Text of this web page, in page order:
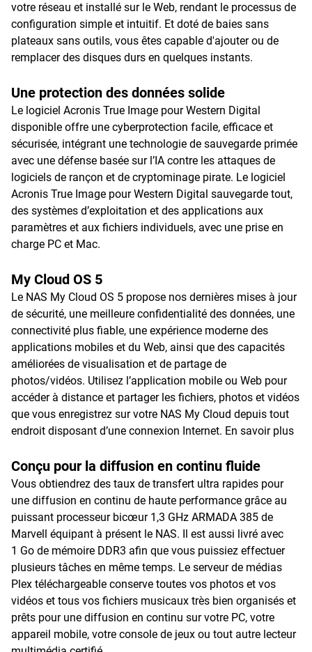
votre réseau et installé sur le Web, rendant le processus de
configuration simple et intuitif. Et doté de baies sans
plateaux sans outils, vous êtes capable d'ajouter ou de
remplacer des disques durs en quelques instants.
Une protection des données solide
Le logiciel Acronis True Image pour Western Digital
disponible offre une cyberprotection facile, efficace et
sécurisée, intégrant une technologie de sauvegarde primée
avec une défense basée sur l’IA contre les attaques de
logiciels de rançon et de cryptominage pirate. Le logiciel
Acronis True Image pour Western Digital sauvegarde tout,
des systèmes d’exploitation et des applications aux
paramètres et aux fichiers individuels, avec une prise en
charge PC et Mac.
My Cloud OS 5
Le NAS My Cloud OS 5 propose nos dernières mises à jour
de sécurité, une meilleure confidentialité des données, une
connectivité plus fiable, une expérience moderne des
applications mobiles et du Web, ainsi que des capacités
améliorées de visualisation et de partage de
photos/vidéos. Utilisez l’application mobile ou Web pour
accéder à distance et partager les fichiers, photos et vidéos
que vous enregistrez sur votre NAS My Cloud depuis tout
endroit disposant d’une connexion Internet. En savoir plus
Conçu pour la diffusion en continu fluide
Vous obtiendrez des taux de transfert ultra rapides pour
une diffusion en continu de haute performance grâce au
puissant processeur bicœur 1,3 GHz ARMADA 385 de
Marvell équipant à présent le NAS. Il est aussi livré avec
1 Go de mémoire DDR3 afin que vous puissiez effectuer
plusieurs tâches en même temps. Le serveur de médias
Plex téléchargeable conserve toutes vos photos et vos
vidéos et tous vos fichiers musicaux très bien organisés et
prêts pour une diffusion en continu sur votre PC, votre
appareil mobile, votre console de jeux ou tout autre lecteur